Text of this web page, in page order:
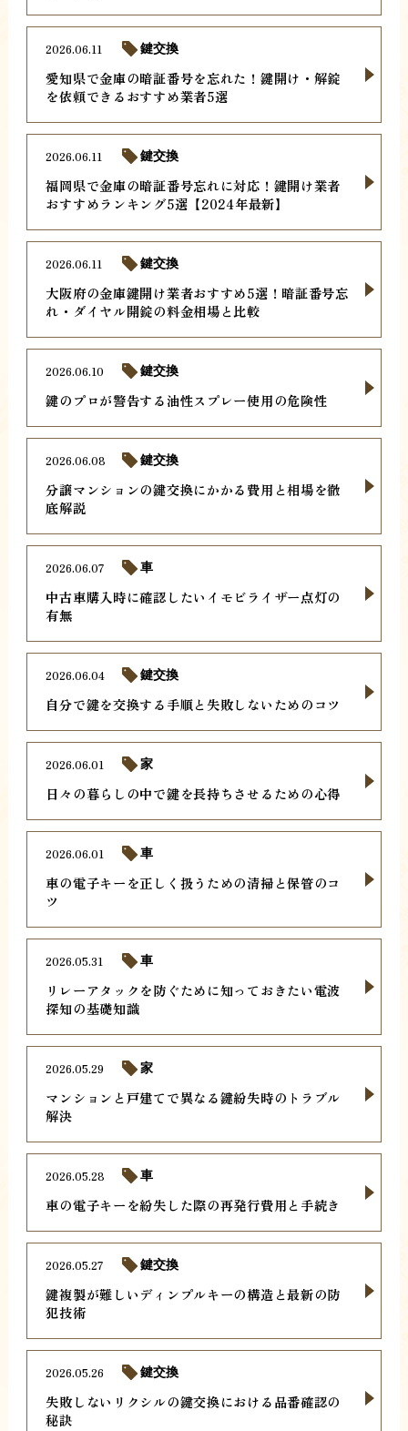
愛知県で金庫の暗証番号を忘れた！鍵開け・解錠
を依頼できるおすすめ業者5選
2026.06.11 鍵交換
福岡県で金庫の暗証番号忘れに対応！鍵開け業者
おすすめランキング5選【2024年最新】
2026.06.11 鍵交換
大阪府の金庫鍵開け業者おすすめ5選！暗証番号忘
れ・ダイヤル開錠の料金相場と比較
2026.06.11 鍵交換
鍵のプロが警告する油性スプレー使用の危険性
2026.06.10 鍵交換
分譲マンションの鍵交換にかかる費用と相場を徹
底解説
2026.06.08 鍵交換
中古車購入時に確認したいイモビライザー点灯の
有無
2026.06.07 車
自分で鍵を交換する手順と失敗しないためのコツ
2026.06.04 鍵交換
日々の暮らしの中で鍵を長持ちさせるための心得
2026.06.01 家
車の電子キーを正しく扱うための清掃と保管のコ
ツ
2026.06.01 車
リレーアタックを防ぐために知っておきたい電波
探知の基礎知識
2026.05.31 車
マンションと戸建てで異なる鍵紛失時のトラブル
解決
2026.05.29 家
車の電子キーを紛失した際の再発行費用と手続き
2026.05.28 車
鍵複製が難しいディンプルキーの構造と最新の防
犯技術
2026.05.27 鍵交換
失敗しないリクシルの鍵交換における品番確認の
秘訣
2026.05.26 鍵交換